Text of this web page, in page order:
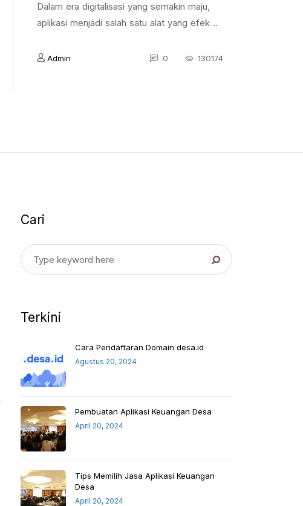
Dalam era digitalisasi yang semakin maju,
aplikasi menjadi salah satu alat yang efek ..
Admin 0 130174
Cari
Terkini
Cara Pendaftaran Domain desa.id
Agustus 20, 2024
Pembuatan Aplikasi Keuangan Desa
April 20, 2024
Tips Memilih Jasa Aplikasi Keuangan
Desa
April 20, 2024